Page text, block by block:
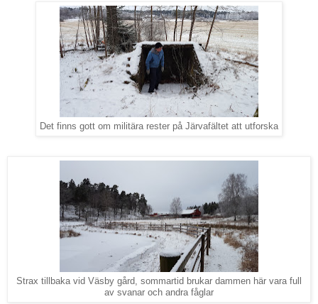
Det finns gott om militära rester på Järvafältet att utforska
Strax tillbaka vid Väsby gård, sommartid brukar dammen här vara full
av svanar och andra fåglar